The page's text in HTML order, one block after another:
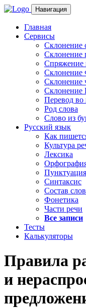
Навигация
Главная
Сервисы
Склонение
Склонение
Спряжение
Склонение
Склонение
Перевод во
Род слова
Слово из
Русский язык
Как
Культура
Лексика
Пунктуация
Синтаксис
Состав
Фонетика
Части речи
Все записи
Тесты
Калькуляторы
Правила
и